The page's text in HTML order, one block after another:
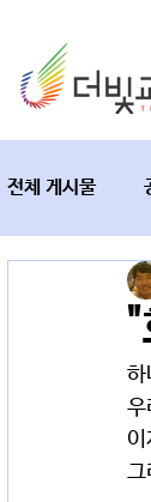
전체 게시물
교육과 테필
하
우
그